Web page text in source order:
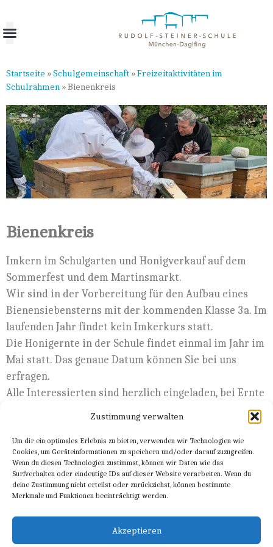
Zustimmung verwalten
Um dir ein optimales Erlebnis zu bieten, verwenden wir Technologien wie
Cookies, um Geräteinformationen zu speichern und/oder darauf zuzugreifen.
Wenn du diesen Technologien zustimmst, können wir Daten wie das
Surfverhalten oder eindeutige IDs auf dieser Website verarbeiten. Wenn du
deine Zustimmung nicht erteilst oder zurückziehst, können bestimmte
Merkmale und Funktionen beeinträchtigt werden.
Akzeptieren
Startseite »Schulgemeinschaft »Freizeitaktivitäten im
Schulrahmen »Bienenkreis
Bienenkreis
Imkern im Schulgarten und Honigverkauf auf dem
Sommerfest und dem Martinsmarkt.
Wir sind in der Vorbereitung für den Aufbau eines
Bienensiebensterns mit der kommenden Klasse 3a. Im
laufenden Jahr findet kein Imkerkurs statt.
Die Honigernte in der Schule findet einmal im Jahr im
Mai statt. Das genaue Datum können Sie bei uns
erfragen.
Alle Interessierten sind herzlich eingeladen, bei Ernte
Kontakt
Thomas Anderl
anderl@waldorfschule-daglfing.de
bienenkreis@waldorfschule-daglfing.de.